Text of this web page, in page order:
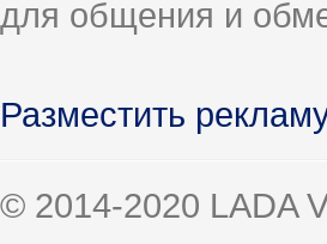
для общения и
Разместить
© 2014-2020 LADA